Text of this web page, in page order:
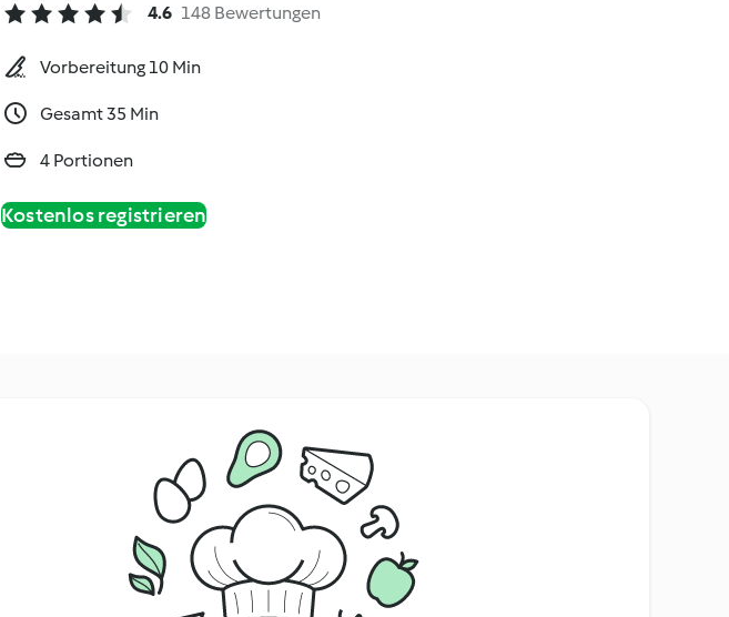
4.6 148 Bewertungen
Vorbereitung 10 Min
Gesamt 35 Min
4 Portionen
Kostenlos registrieren